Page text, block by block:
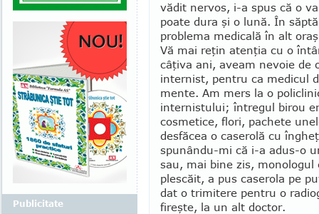
vădit nervos, i-a spus că o
poate dura şi o lună. În
problema me­dicală în alt
Vă mai reţin atenţia cu o
câţiva ani, aveam nevoie de
internist, pentru ca medicul
men­te. Am mers la o
internistului; întregul birou
cosmetice, flori, pachete
desfăcea o ca­serolă cu
spu­nându-mi că i-a adus-o
sau, mai bine zis,
plescăit, a pus caserola pe
dat o tri­mitere pentru o
fireşte, la un alt doctor.
Publicitate